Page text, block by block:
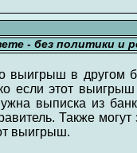
- без политики и
выигрыш в другом
если этот
выписка из
Также могут
выигрыш.